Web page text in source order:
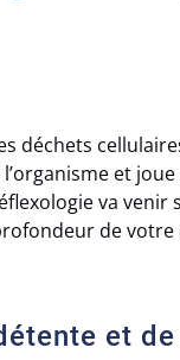
déchets
et
va venir
de
et